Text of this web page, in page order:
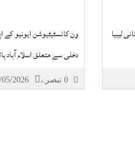
پاکستانی لیبیا
ون کانسٹیٹیوشن ایونیو کے
دخلی سے متعلق اسلام آباد
05/2026